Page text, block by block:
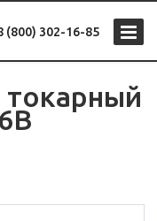
(800) 302-16-85
токарный